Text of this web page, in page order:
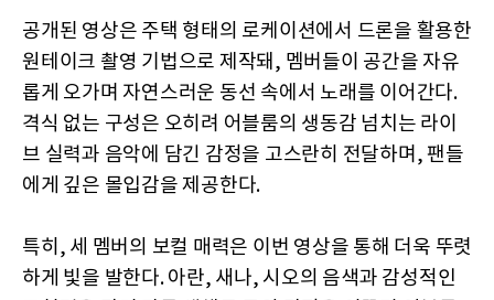
공개된 영상은 주택 형태의 로케이션에서 드론을 활용한
원테이크 촬영 기법으로 제작돼, 멤버들이 공간을 자유
롭게 오가며 자연스러운 동선 속에서 노래를 이어간다.
격식 없는 구성은 오히려 어블룸의 생동감 넘치는 라이
브 실력과 음악에 담긴 감정을 고스란히 전달하며, 팬들
에게 깊은 몰입감을 제공한다.
특히, 세 멤버의 보컬 매력은 이번 영상을 통해 더욱 뚜렷
하게 빛을 발한다. 아란, 새나, 시오의 음색과 감성적인